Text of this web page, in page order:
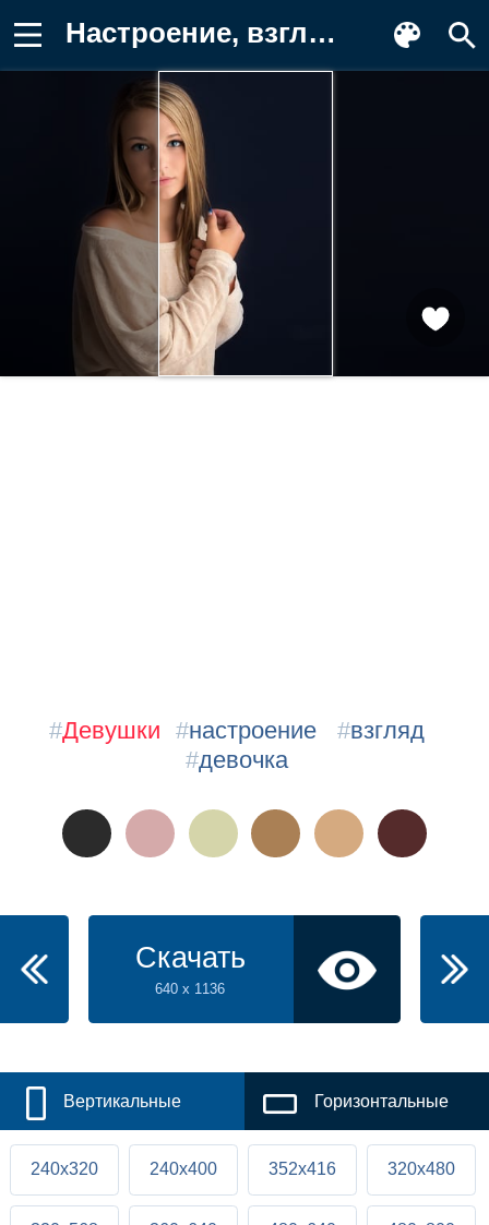
Настроение, взгляд, девочка Заставка на телефон
#Девушки #настроение #взгляд
#девочка
Скачать
640 x 1136
Вертикальные Горизонтальные
240x320 240x400 352x416 320x480